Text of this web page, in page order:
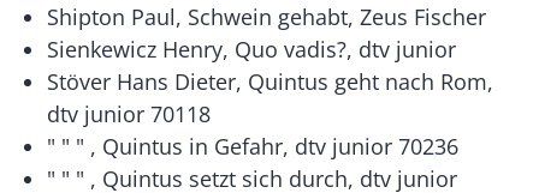
Shipton Paul, Schwein gehabt, Zeus Fischer
Sienkewicz Henry, Quo vadis?, dtv junior
Stöver Hans Dieter, Quintus geht nach Rom,
dtv junior 70118
" " " , Quintus in Gefahr, dtv junior 70236
" " " , Quintus setzt sich durch, dtv junior